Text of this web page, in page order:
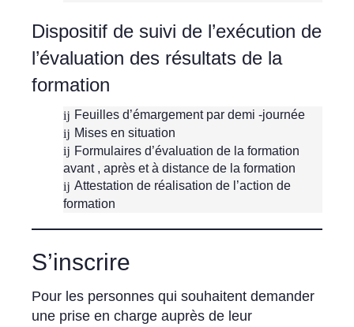
Dispositif de suivi de l’exécution de
l’évaluation des résultats de la
formation
Feuilles d’émargement par demi -journée
Mises en situation
Formulaires d’évaluation de la formation
avant , après et à distance de la formation
Attestation de réalisation de l’action de
formation
S’inscrire
Pour les personnes qui souhaitent demander
une prise en charge auprès de leur